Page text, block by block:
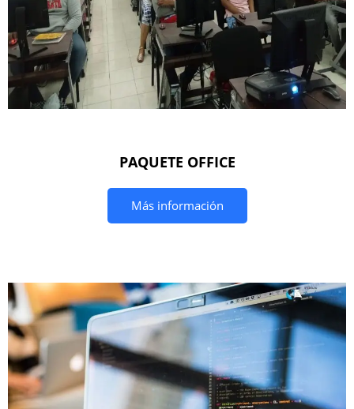
PAQUETE OFFICE
Más información